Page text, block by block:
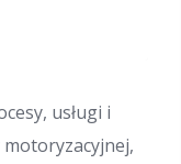
usługi i